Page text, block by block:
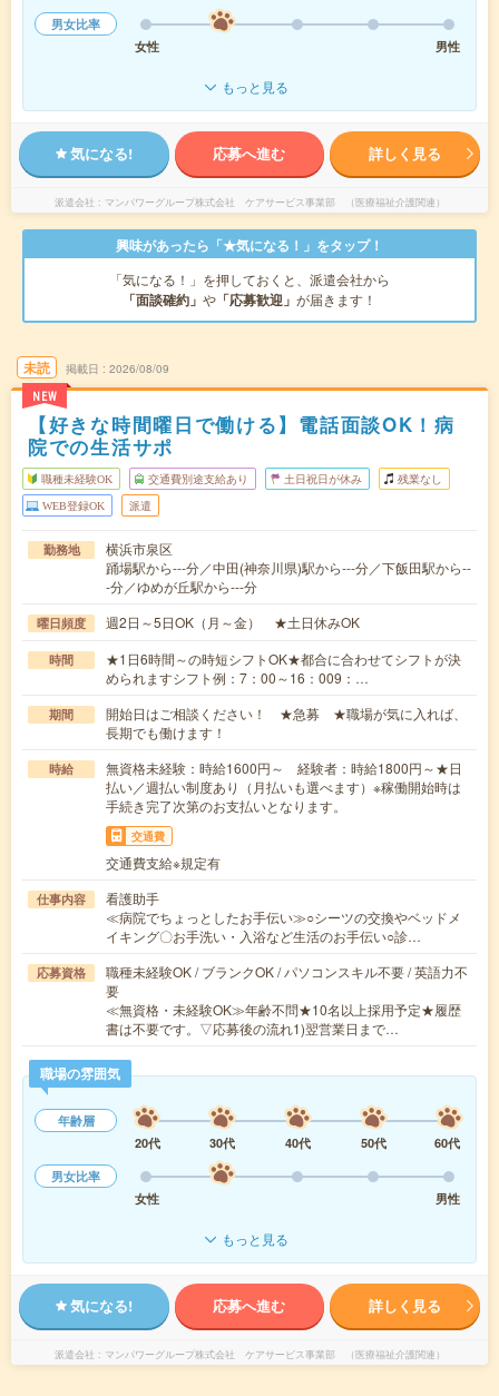
男女比率
女性
男性
もっと見る
気になる! 応募へ進む 詳しく見る
派遣会社 マンパワーグループ株式会社 ケアサービス事業部 （医療福祉介護関連）
興味があったら「★気になる！」をタップ！
「気になる！」を押しておくと、派遣会社から
「面談確約」 や 「応募歓迎」 が届きます！
未読
NEW
掲載日 2026/08/09
【好きな時間曜日で働ける】電話面談OK！病
院での生活サポ
職種未経験OK 交通費別途支給あり 土日祝日が休み 残業なし
WEB登録OK 派遣
勤務地
横浜市泉区
踊場駅から---分／中田(神奈川県)駅から---分／下飯田駅から--
-分／ゆめが丘駅から---分
曜日頻度 週2日～5日OK（月～金） ★土日休みOK
時間
★1日6時間～の時短シフトOK★都合に合わせてシフトが決
められますシフト例：7：00～16：009：…
期間
開始日はご相談ください！ ★急募 ★職場が気に入れば、
長期でも働けます！
時給
無資格未経験：時給1600円～ 経験者：時給1800円～★日
払い／週払い制度あり（月払いも選べます）※稼働開始時は
手続き完了次第のお支払いとなります。
交通費
交通費支給※規定有
仕事内容
看護助手
≪病院でちょっとしたお手伝い≫○シーツの交換やベッドメ
イキング〇お手洗い・入浴など生活のお手伝い○診…
応募資格
職種未経験OK / ブランクOK / パソコンスキル不要 / 英語力不
要
≪無資格・未経験OK≫年齢不問★10名以上採用予定★履歴
書は不要です。▽応募後の流れ1)翌営業日まで…
職場の雰囲気
年齢層
20代
30代 40代 50代
60代
男女比率
女性
男性
もっと見る
気になる! 応募へ進む 詳しく見る
派遣会社 マンパワーグループ株式会社 ケアサービス事業部 （医療福祉介護関連）